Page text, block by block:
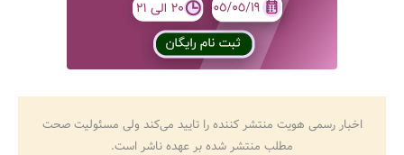
اخبار رسمی هویت منتشر کننده را تایید می‌کند ولی مسئولیت صحت
مطلب منتشر شده بر عهده ناشر است.